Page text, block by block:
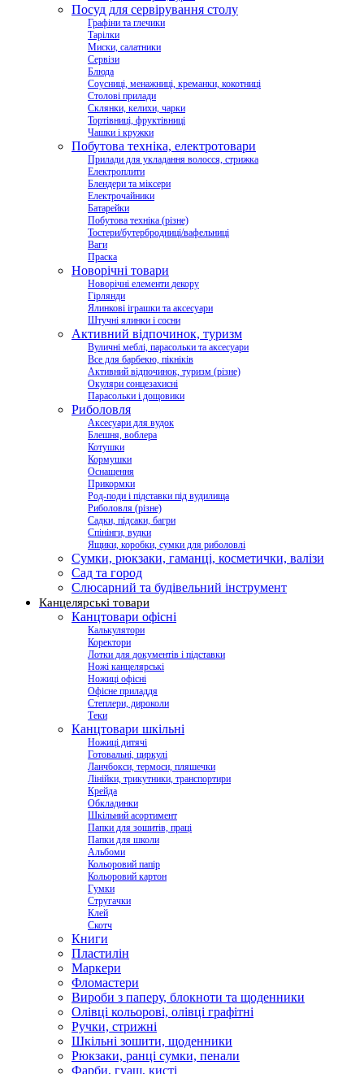
Посуд для сервірування столу
Графіни та глечики
Тарілки
Миски, салатники
Сервізи
Блюда
Соусниці, менажниці, креманки, кокотниці
Столові прилади
Склянки, келихи, чарки
Тортівниці, фруктівниці
Чашки і кружки
Побутова техніка, електротовари
Прилади для укладання волосся, стрижка
Електроплити
Блендери та міксери
Електрочайники
Батарейки
Побутова техніка (різне)
Тостери/бутербродниці/вафельниці
Ваги
Праска
Новорічні товари
Новорічні елементи декору
Гірлянди
Ялинкові іграшки та аксесуари
Штучні ялинки і сосни
Активний відпочинок, туризм
Вуличні меблі, парасольки та аксесуари
Все для барбекю, пікніків
Активний відпочинок, туризм (різне)
Окуляри сонцезахисні
Парасольки і дощовики
Риболовля
Аксесуари для вудок
Блешня, воблера
Котушки
Кормушки
Оснащення
Прикормки
Род-поди і підставки під вудилища
Риболовля (різне)
Садки, підсаки, багри
Спінінги, вудки
Ящики, коробки, сумки для риболовлі
Сумки, рюкзаки, гаманці, косметички, валізи
Сад та город
Слюсарний та будівельний інструмент
Канцелярські товари
Канцтовари офісні
Калькулятори
Коректори
Лотки для документів і підставки
Ножі канцелярські
Ножиці офісні
Офісне приладдя
Степлери, дироколи
Теки
Канцтовари шкільні
Ножиці дитячі
Готовальні, циркулі
Ланчбокси, термоси, пляшечки
Лінійки, трикутники, транспортири
Крейда
Обкладинки
Шкільний асортимент
Папки для зошитів, праці
Папки для школи
Альбоми
Кольоровий папір
Кольоровий картон
Гумки
Стругачки
Клей
Скотч
Книги
Пластилін
Маркери
Фломастери
Вироби з паперу, блокноти та щоденники
Олівці кольорові, олівці графітні
Ручки, стрижні
Шкільні зошити, щоденники
Рюкзаки, ранці сумки, пенали
Фарби, гуаш, кисті